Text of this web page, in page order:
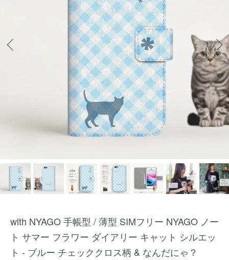
with NYAGO 手帳型 / 薄型 SIMフリー NYAGO ノー
ト サマー フラワー ダイアリー キャット シルエッ
ト - ブルー チェッククロス柄 & なんだにゃ？